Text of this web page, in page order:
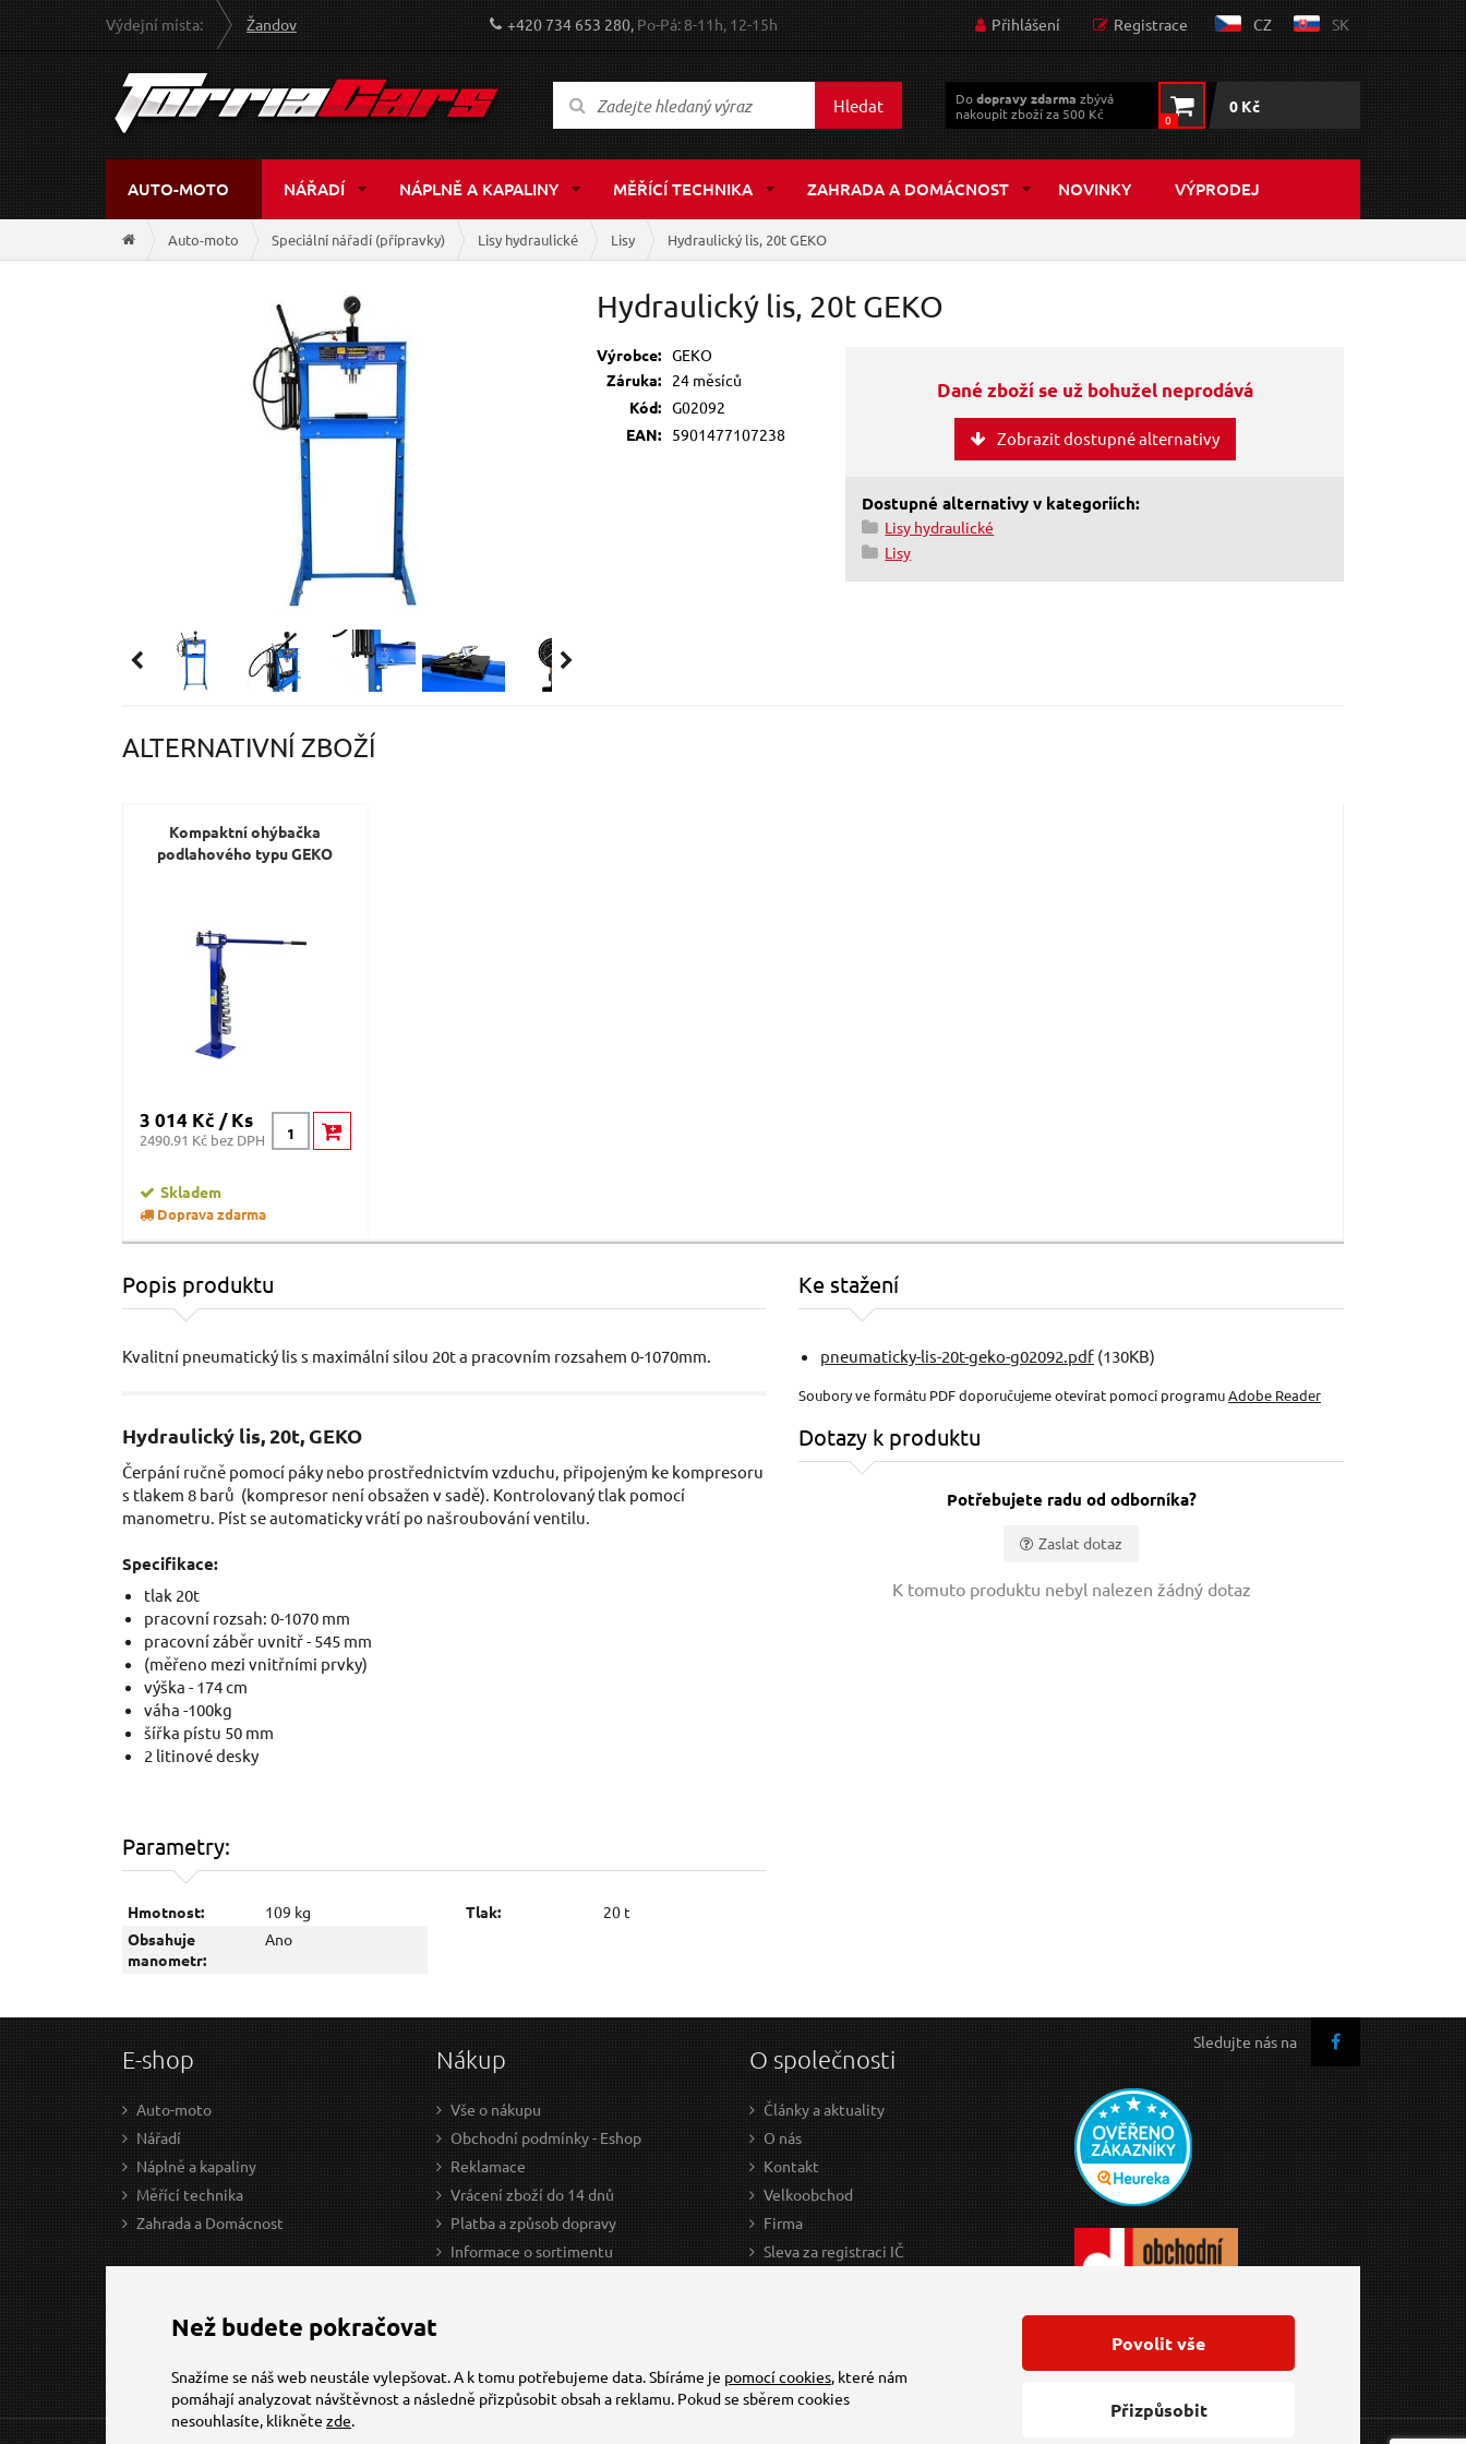
Výdejní místa: Žandov +420 734 653 280,Po-Pá: 8-11h, 12-15h Přihlášení Registrace CZ SK
Hledat Dodopravy zdarma zbývá
nakoupit zboží za 500 Kč
0
0 Kč
AUTO-MOTO NÁŘADÍ NÁPLNĚ A KAPALINY MĚŘÍCÍ TECHNIKA ZAHRADA A DOMÁCNOST NOVINKY VÝPRODEJ
Auto-moto Speciální nářadí (přípravky) Lisy hydraulické Lisy Hydraulický lis, 20t GEKO
Hydraulický lis, 20t GEKO
Výrobce: GEKO
Záruka:
24 měsíců
Kód: G02092
EAN:
5901477107238
Dané zboží se už bohužel neprodává
Zobrazit dostupné alternativy
Dostupné alternativy v kategoriích:
Lisy hydraulické
Lisy
ALTERNATIVNÍ ZBOŽÍ
Kompaktní ohýbačka
podlahového typu GEKO
3 014 Kč / Ks
2490.91 Kč bez DPH
Skladem
Doprava zdarma
Popis produktu
Kvalitní pneumatický lis s maximální silou 20t a pracovním rozsahem 0-1070mm.
Hydraulický lis, 20t, GEKO
Čerpání ručně pomocí páky nebo prostřednictvím vzduchu, připojeným ke kompresoru
s tlakem 8 barů (kompresor není obsažen v sadě). Kontrolovaný tlak pomocí
manometru. Píst se automaticky vrátí po našroubování ventilu.
Specifikace:
tlak 20t
pracovní rozsah: 0-1070 mm
pracovní záběr uvnitř - 545 mm
(měřeno mezi vnitřními prvky)
výška - 174 cm
váha -100kg
šířka pístu 50 mm
2 litinové desky
Parametry:
Hmotnost:
109 kg
Obsahuje
manometr:
Ano
Tlak: 20 t
Ke stažení
pneumaticky-lis-20t-geko-g02092.pdf (130KB)
Soubory ve formátu PDF doporučujeme otevírat pomocí programuAdobe Reader
Dotazy k produktu
Potřebujete radu od odborníka?
Zaslat dotaz
K tomuto produktu nebyl nalezen žádný dotaz
Sledujte nás na
E-shop
Auto-moto
Nářadí
Náplně a kapaliny
Měřící technika
Zahrada a Domácnost
Nákup
Vše o nákupu
Obchodní podmínky - Eshop
Reklamace
Vrácení zboží do 14 dnů
Platba a způsob dopravy
Informace o sortimentu
O společnosti
Články a aktuality
O nás
Kontakt
Velkoobchod
Firma
Sleva za registraci IČ
Než budete pokračovat
Snažíme se náš web neustále vylepšovat. A k tomu potřebujeme data. Sbíráme je pomocí cookies, které nám
pomáhají analyzovat návštěvnost a následně přizpůsobit obsah a reklamu. Pokud se sběrem cookies
nesouhlasíte, klikněte zde. Přizpůsobit
Povolit vše